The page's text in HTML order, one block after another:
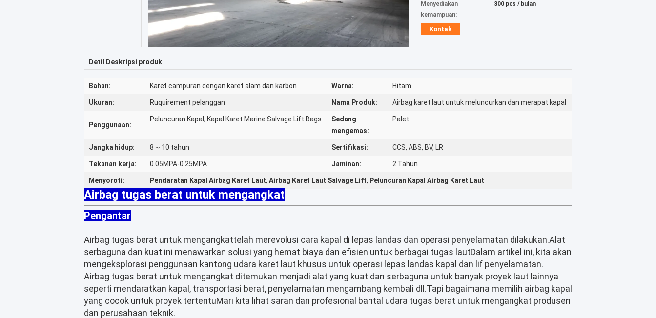
Menyediakan
kemampuan:
300 pcs / bulan
Kontak
Detil Deskripsi produk
Bahan: Karet campuran dengan karet alam dan karbon Warna: Hitam
Ukuran: Ruquirement pelanggan Nama Produk: Airbag karet laut untuk meluncurkan dan merapat kapal
Penggunaan:
Peluncuran Kapal, Kapal Karet Marine Salvage Lift Bags
Sedang
mengemas:
Palet
Jangka hidup: 8 ~ 10 tahun Sertifikasi: CCS, ABS, BV, LR
Tekanan kerja: 0.05MPA-0.25MPA Jaminan: 2 Tahun
Menyoroti: Pendaratan Kapal Airbag Karet Laut, Airbag Karet Laut Salvage Lift, Peluncuran Kapal Airbag Karet Laut
Airbag tugas berat untuk mengangkat
Pengantar
Airbag tugas berat untuk mengangkattelah merevolusi cara kapal di lepas landas dan operasi penyelamatan dilakukan.Alat
serbaguna dan kuat ini menawarkan solusi yang hemat biaya dan efisien untuk berbagai tugas lautDalam artikel ini, kita akan
mengeksplorasi penggunaan kantong udara karet laut khusus untuk operasi lepas landas kapal dan lif penyelamatan.
Airbag tugas berat untuk mengangkat ditemukan menjadi alat yang kuat dan serbaguna untuk banyak proyek laut lainnya
seperti mendaratkan kapal, transportasi berat, penyelamatan mengambang kembali dll.Tapi bagaimana memilih airbag kapal
yang cocok untuk proyek tertentuMari kita lihat saran dari profesional bantal udara tugas berat untuk mengangkat produsen
dan perusahaan teknik.